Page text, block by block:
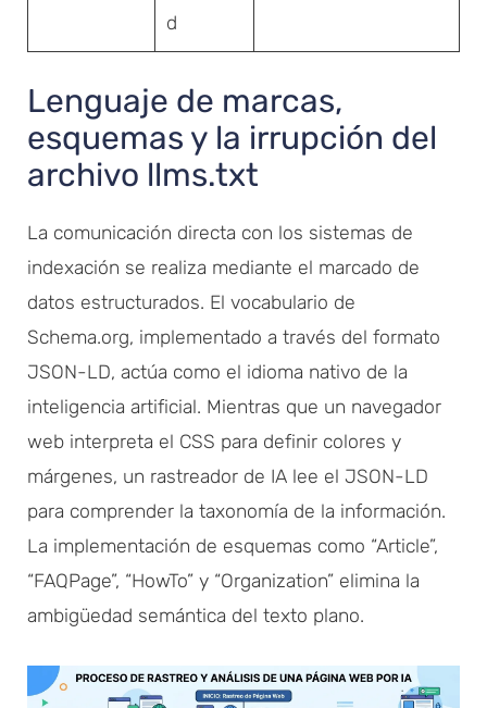
d
Lenguaje de marcas,
esquemas y la irrupción del
archivo llms.txt
La comunicación directa con los sistemas de
indexación se realiza mediante el marcado de
datos estructurados. El vocabulario de
Schema.org, implementado a través del formato
JSON-LD, actúa como el idioma nativo de la
inteligencia artificial. Mientras que un navegador
web interpreta el CSS para definir colores y
márgenes, un rastreador de IA lee el JSON-LD
para comprender la taxonomía de la información.
La implementación de esquemas como “Article”,
“FAQPage”, “HowTo” y “Organization” elimina la
ambigüedad semántica del texto plano.